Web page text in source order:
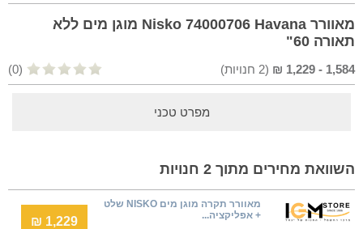
מאוורר Nisko 74000706 Havana מוגן מים ללא
תאורה 60"
1,584
-
1,229
₪
(
2 חנויות) (0)
מפרט טכני
השוואת מחירים מתוך 2 חנויות
מאוורר תקרה מוגן מים NISKO שלט
+ אפליקציה...
1,229 ₪